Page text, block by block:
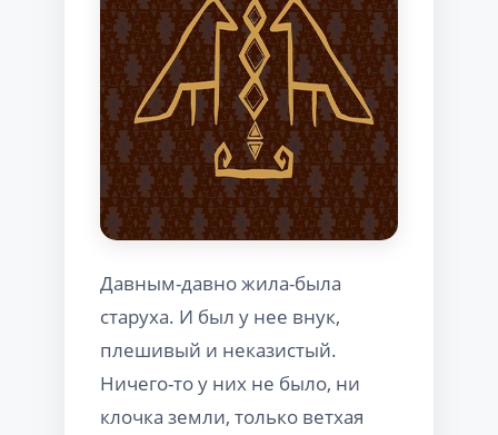
Давным-давно жила-была
старуха. И был у нее внук,
плешивый и неказистый.
Ничего-то у них не было, ни
клочка земли, только ветхая